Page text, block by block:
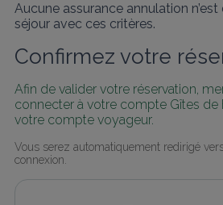
Aucune assurance annulation
séjour avec ces critères.
Confirmez votre
Afin de valider votre réservation,
connecter à votre compte Gîtes
votre compte voyageur.
Vous serez automatiquement redirigé
connexion.